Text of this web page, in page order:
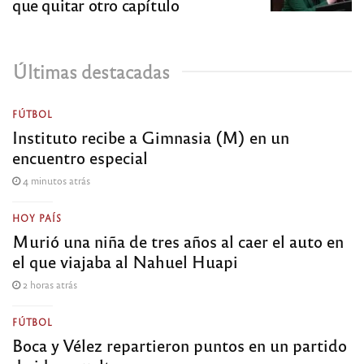
que quitar otro capítulo
Últimas destacadas
FÚTBOL
Instituto recibe a Gimnasia (M) en un
encuentro especial
4 minutos atrás
HOY PAÍS
Murió una niña de tres años al caer el auto en
el que viajaba al Nahuel Huapi
2 horas atrás
FÚTBOL
Boca y Vélez repartieron puntos en un partido